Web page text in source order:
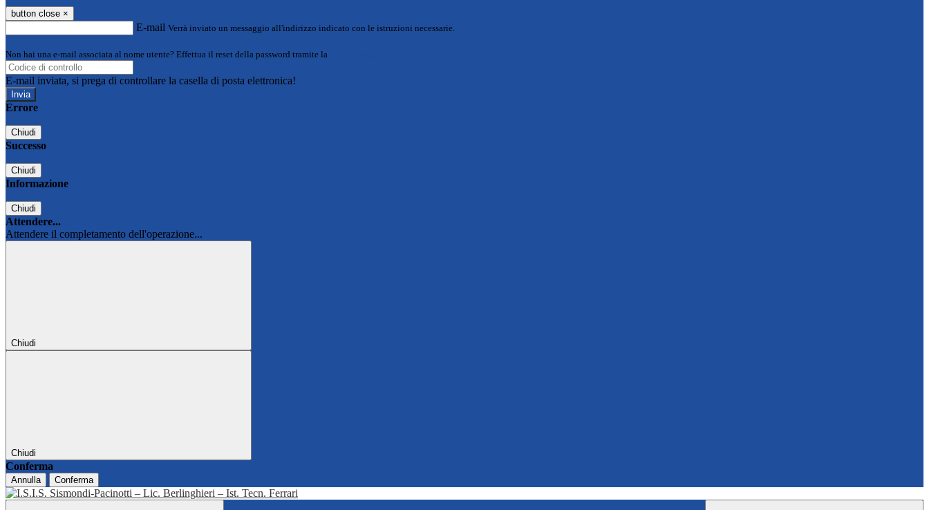
button close ×
E-mail Verrà inviato un messaggio all'indirizzo indicato con le istruzioni necessarie.
Non hai una e-mail associata al nome utente? Effettua il reset della password tramite la
E-mail inviata, si prega di controllare la casella di posta elettronica!
Errore
Chiudi
Successo
Chiudi
Informazione
Chiudi
Attendere...
Attendere il completamento dell'operazione...
Chiudi
Chiudi
Conferma
Annulla Conferma